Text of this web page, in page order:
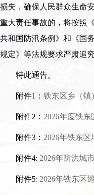
损失，确保人民群众生命
重大责任事故的，将按照
共和国防汛条例》和《国
规定》等法规要求严肃追
特此通告。
附件1： 铁东区乡（镇
附件2： 2026年度铁
附件3： 2026年铁东
附件4: 2026年防洪城
附件5: 2026年铁东区